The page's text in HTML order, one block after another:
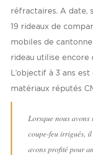
réfractaires. A date,
19 rideaux de
mobiles de
rideau utilise encore
L’objectif à 3 ans
matériaux réputés
Lorsque nous
coupe-feu irrigués,
avons profité pour